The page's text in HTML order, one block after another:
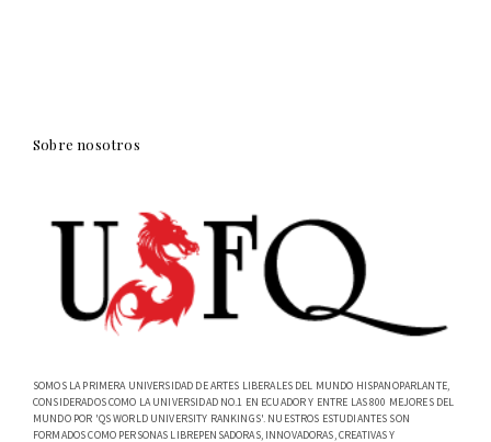
Sobre nosotros
SOMOS LA PRIMERA UNIVERSIDAD DE ARTES LIBERALES DEL MUNDO HISPANOPARLANTE,
CONSIDERADOS COMO LA UNIVERSIDAD NO.1 EN ECUADOR Y ENTRE LAS 800 MEJORES DEL
MUNDO POR 'QS WORLD UNIVERSITY RANKINGS'. NUESTROS ESTUDIANTES SON
FORMADOS COMO PERSONAS LIBREPENSADORAS, INNOVADORAS, CREATIVAS Y